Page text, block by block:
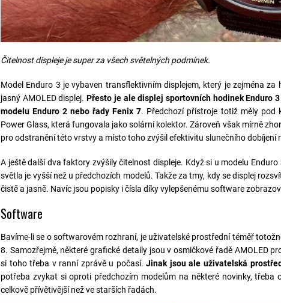
Čitelnost displeje je super za všech světelných podmínek.
Model Enduro 3 je vybaven transflektivním displejem, který je zejména
jasný AMOLED displej.Přesto je ale displej sportovních hodinek Enduro
modelu Enduro 2 nebo řady Fenix 7. Předchozí přístroje totiž měly pod
Power Glass, která fungovala jako solární kolektor. Zároveň však mírně
pro odstranění této vrstvy a místo toho zvýšil efektivitu slunečního dobíjení
A ještě další dva faktory zvýšily čitelnost displeje. Když si u modelu
světla je vyšší než u předchozích modelů. Takže za tmy, kdy se displej
čistě a jasně. Navíc jsou popisky i čísla díky vylepšenému software
Software
Bavíme-li se o softwarovém rozhraní, je uživatelské prostřední téměř
8. Samozřejmě, některé grafické detaily jsou v osmičkové řadě AMOLED
si toho třeba v ranní zprávě u počasí.Jinak jsou ale uživatelská
potřeba zvykat si oproti předchozím modelům na některé novinky,
celkově přívětivější než ve starších řadách.